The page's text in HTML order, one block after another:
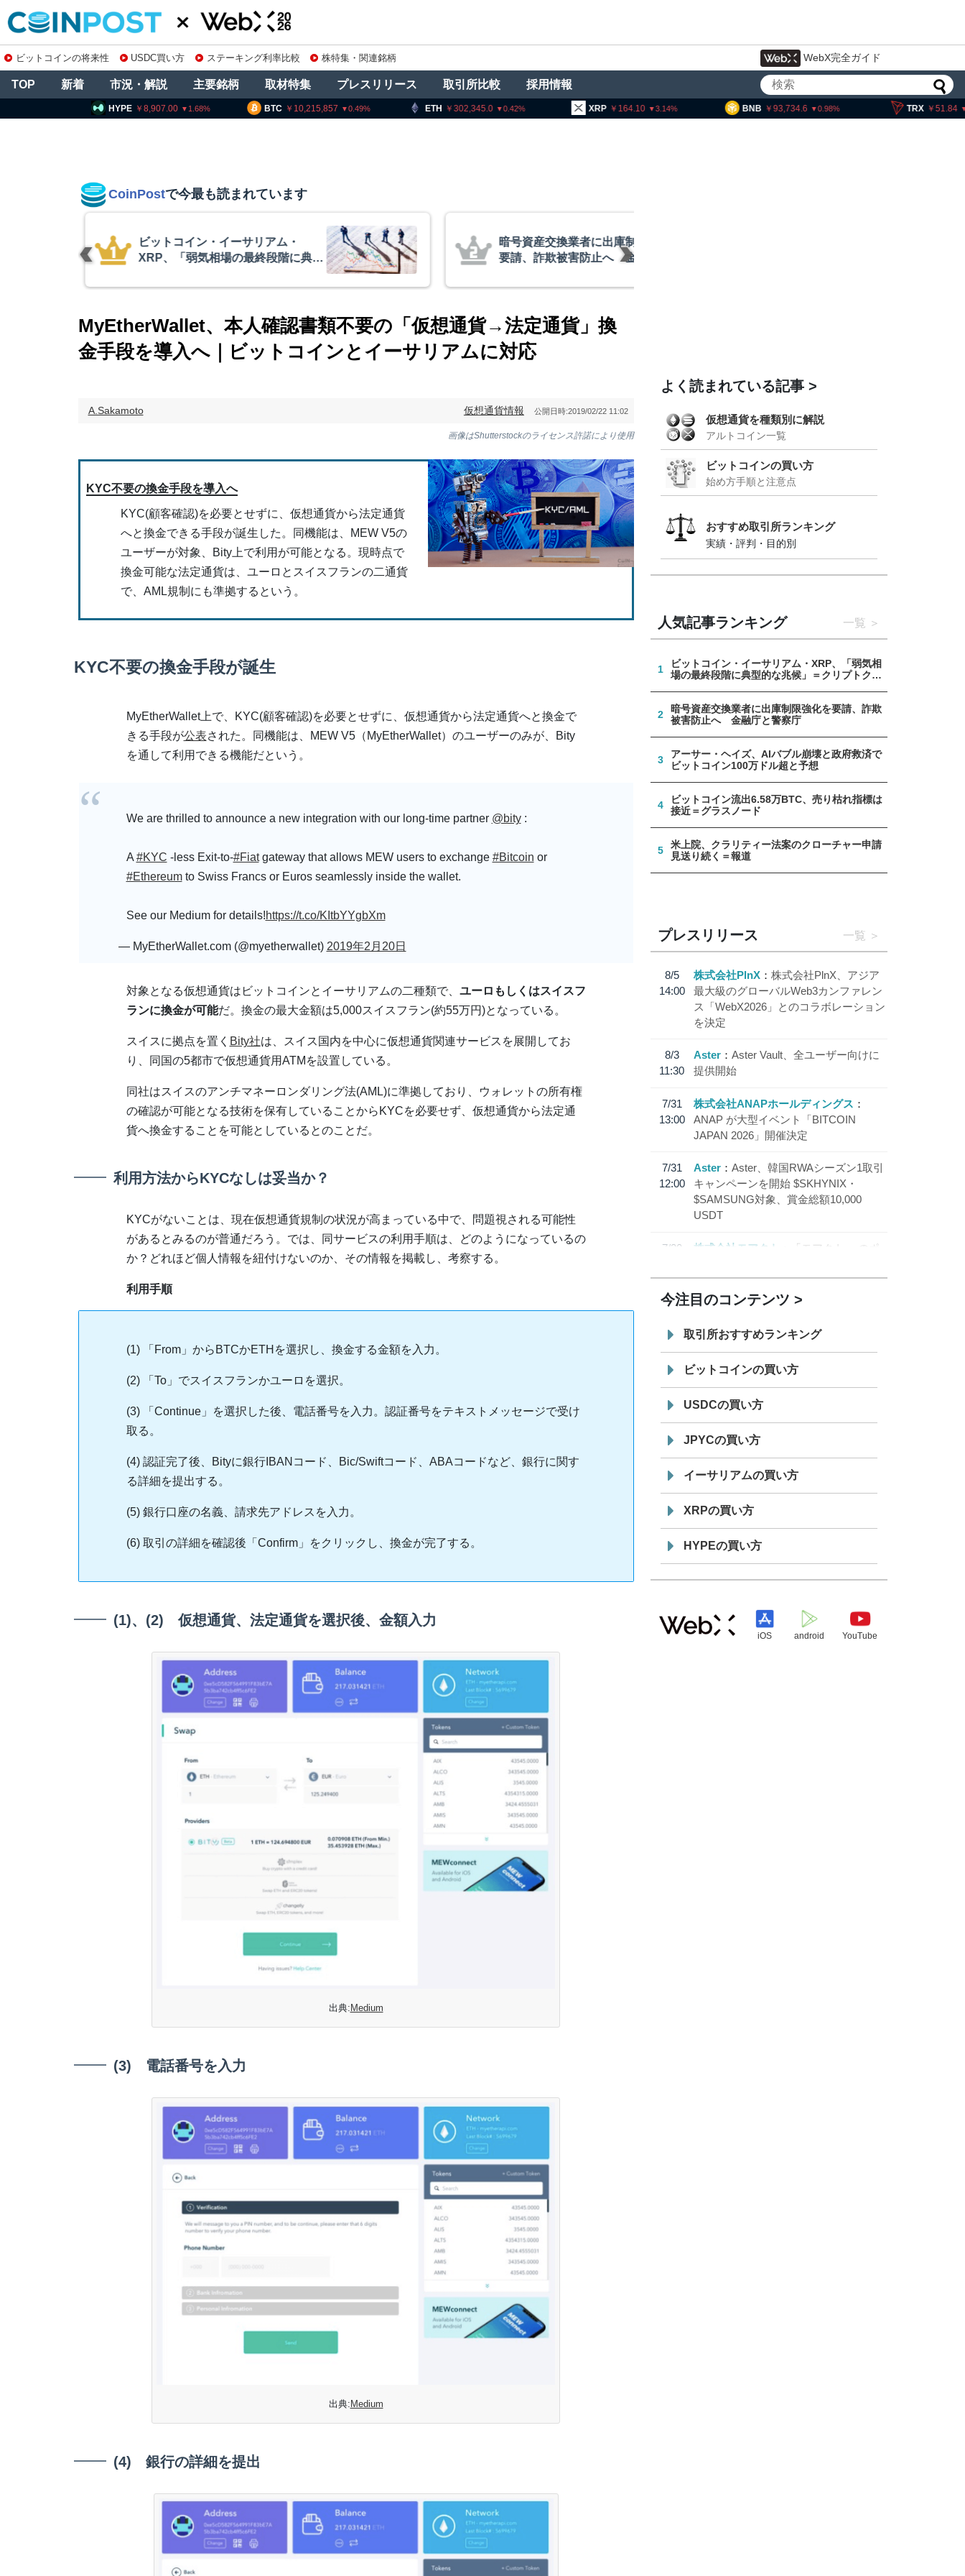
ビットコインの将来性 USDC買い方 ステーキング利率比較 株特集・関連銘柄 WebX完全ガイド
TOP 新着 市況・解説 主要銘柄 取材特集 プレスリリース 取引所比較 採用情報
BTC 10,215,857 ETH 302,345.0 XRP 164.10 BNB 93,734.6 TRX 51.84 SOL
CoinPostで今最も読まれています
暗号資産交換業者に出庫制限強化を
要請、詐欺被害防止へ 金融庁と警
アーサー・ヘイズ、AIバブル崩壊と
政府救済でビットコイン100万ドル
MyEtherWallet、本人確認書類不要の「仮想通貨→法定通貨」換
金手段を導入へ｜ビットコインとイーサリアムに対応
A.Sakamoto 仮想通貨情報 公開日時:2019/02/22 11:02
画像はShutterstockのライセンス許諾により使用
KYC不要の換金手段を導入へ
KYC(顧客確認)を必要とせずに、仮想通貨から法定通貨
へと換金できる手段が誕生した。同機能は、MEW V5の
ユーザーが対象、Bity上で利用が可能となる。現時点で
換金可能な法定通貨は、ユーロとスイスフランの二通貨
で、AML規制にも準拠するという。
KYC不要の換金手段が誕生
MyEtherWallet上で、KYC(顧客確認)を必要とせずに、仮想通貨から法定通貨へと換金で
きる手段が公表された。同機能は、MEW V5（MyEtherWallet）のユーザーのみが、Bity
を通して利用できる機能だという。
We are thrilled to announce a new integration with our long-time partner @bity:
A #KYC -less Exit-to-#Fiatgateway that allows MEW users to exchange #Bitcoin or
#Ethereumto Swiss Francs or Euros seamlessly inside the wallet.
See our Medium for details!https://t.co/KItbYYgbXm
— MyEtherWallet.com (@myetherwallet) 2019年2月20日
対象となる仮想通貨はビットコインとイーサリアムの二種類で、 ユーロもしくはスイスフ
ランに換金が可能だ。換金の最大金額は5,000スイスフラン(約55万円)となっている。
スイスに拠点を置く Bity社は、スイス国内を中心に仮想通貨関連サービスを展開してお
り、同国の5都市で仮想通貨用ATMを設置している。
同社はスイスのアンチマネーロンダリング法(AML)に準拠しており、ウォレットの所有権
の確認が可能となる技術を保有していることからKYCを必要せず、仮想通貨から法定通
貨へ換金することを可能としているとのことだ。
利用方法からKYCなしは妥当か？
KYCがないことは、現在仮想通貨規制の状況が高まっている中で、問題視される可能性
があるとみるのが普通だろう。では、同サービスの利用手順は、どのようになっているの
か？どれほど個人情報を紐付けないのか、その情報を掲載し、考察する。
利用手順
(1) 「From」からBTCかETHを選択し、換金する金額を入力。
(2) 「To」でスイスフランかユーロを選択。
(3) 「Continue」を選択した後、電話番号を入力。認証番号をテキストメッセージで受け
取る。
(4) 認証完了後、Bityに銀行IBANコード、Bic/Swiftコード、ABAコードなど、銀行に関す
る詳細を提出する。
(5) 銀行口座の名義、請求先アドレスを入力。
(6) 取引の詳細を確認後「Confirm」をクリックし、換金が完了する。
(1)、(2) 仮想通貨、法定通貨を選択後、金額入力
出典: Medium
(3) 電話番号を入力
出典:Medium
(4) 銀行の詳細を提出
よく読まれている記事
仮想通貨を種類別に解説
アルトコイン一覧
ビットコインの買い方
始め方手順と注意点
おすすめ取引所ランキング
実績・評判・目的別
人気記事ランキング 一覧
1
ビットコイン・イーサリアム・XRP、「弱気相
場の最終段階に典型的な兆候」＝クリプトクア
2
暗号資産交換業者に出庫制限強化を要請、詐欺
被害防止へ 金融庁と警察庁
3
アーサー・ヘイズ、AIバブル崩壊と政府救済で
ビットコイン100万ドル超と予想
4
ビットコイン流出6.58万BTC、売り枯れ指標は
接近＝グラスノード
5
米上院、クラリティー法案のクローチャー申請
見送り続く＝報道
プレスリリース 一覧
8/5
14:00
株式会社PlnX
株式会社PlnX、アジア
最大級のグローバルWeb3カンファレン
ス「WebX2026」とのコラボレーション
を決定
8/3
11:30
Aster
Aster Vault、全ユーザー向けに
提供開始
7/31
13:00
株式会社ANAPホールディングス
ANAP が大型イベント「BITCOIN
JAPAN 2026」開催決定
7/31
12:00
Aster
Aster、韓国RWAシーズン1取引
キャンペーンを開始 $SKHYNIX・
$SAMSUNG対象、賞金総額10,000
USDT
7/30
株式会社モアクト
「モアクト」 のポ
「 JPYC」を追加
19:30
てステーブルコイン「JPYSC」徹底解
説セミナーを開催
今注目のコンテンツ
取引所おすすめランキング
ビットコインの買い方
USDCの買い方
JPYCの買い方
イーサリアムの買い方
XRPの買い方
HYPEの買い方
iOS android YouTube